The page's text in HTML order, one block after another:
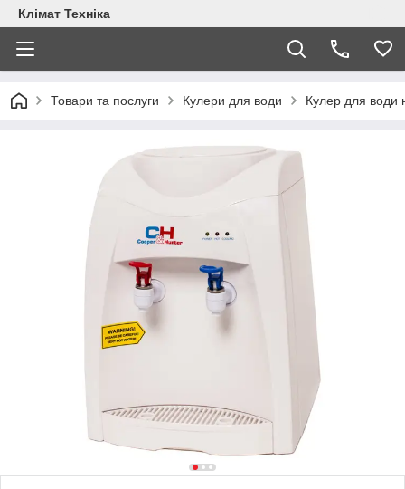
Клімат Техніка
Товари та послуги Кулери для води Кулер для води